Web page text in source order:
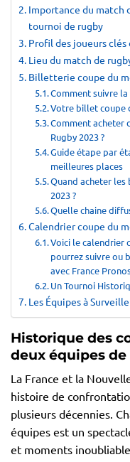
Importance du match
tournoi de rugby
Profil des joueurs clés
Lieu du match de
Billetterie coupe du
Comment suivre
Votre billet coupe
Comment acheter
Rugby 2023 ?
Guide étape par
meilleures places
Quand acheter
2023 ?
Quelle chaine
Calendrier coupe du
Voici le calendrier
pourrez suivre ou
avec France
Un Tournoi
Les Équipes à
Historique des
deux équipes
La France et la
histoire de
plusieurs décennies.
équipes est un
et moments